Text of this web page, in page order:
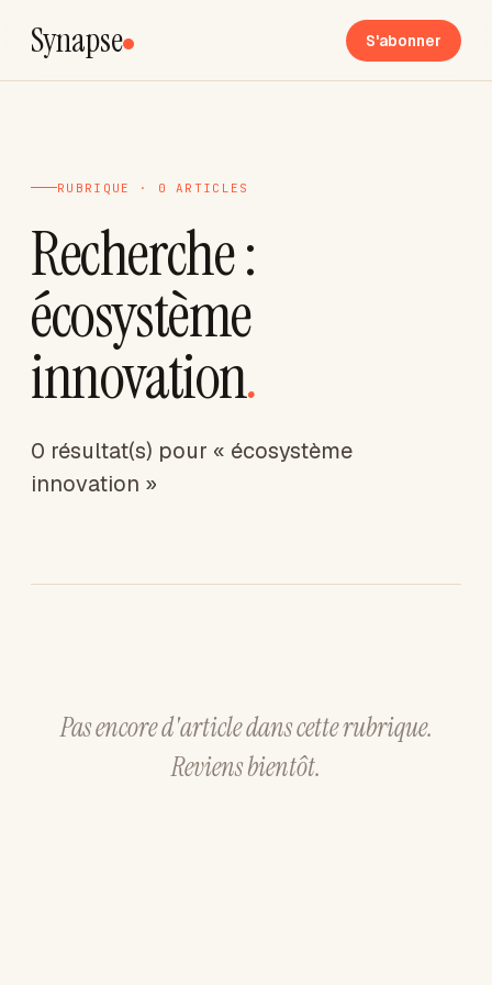
Synapse S'abonner
RUBRIQUE · 0 ARTICLES
Recherche :
écosystème
innovation.
0 résultat(s) pour « écosystème
innovation »
Pas encore d'article dans cette rubrique.
Reviens bientôt.